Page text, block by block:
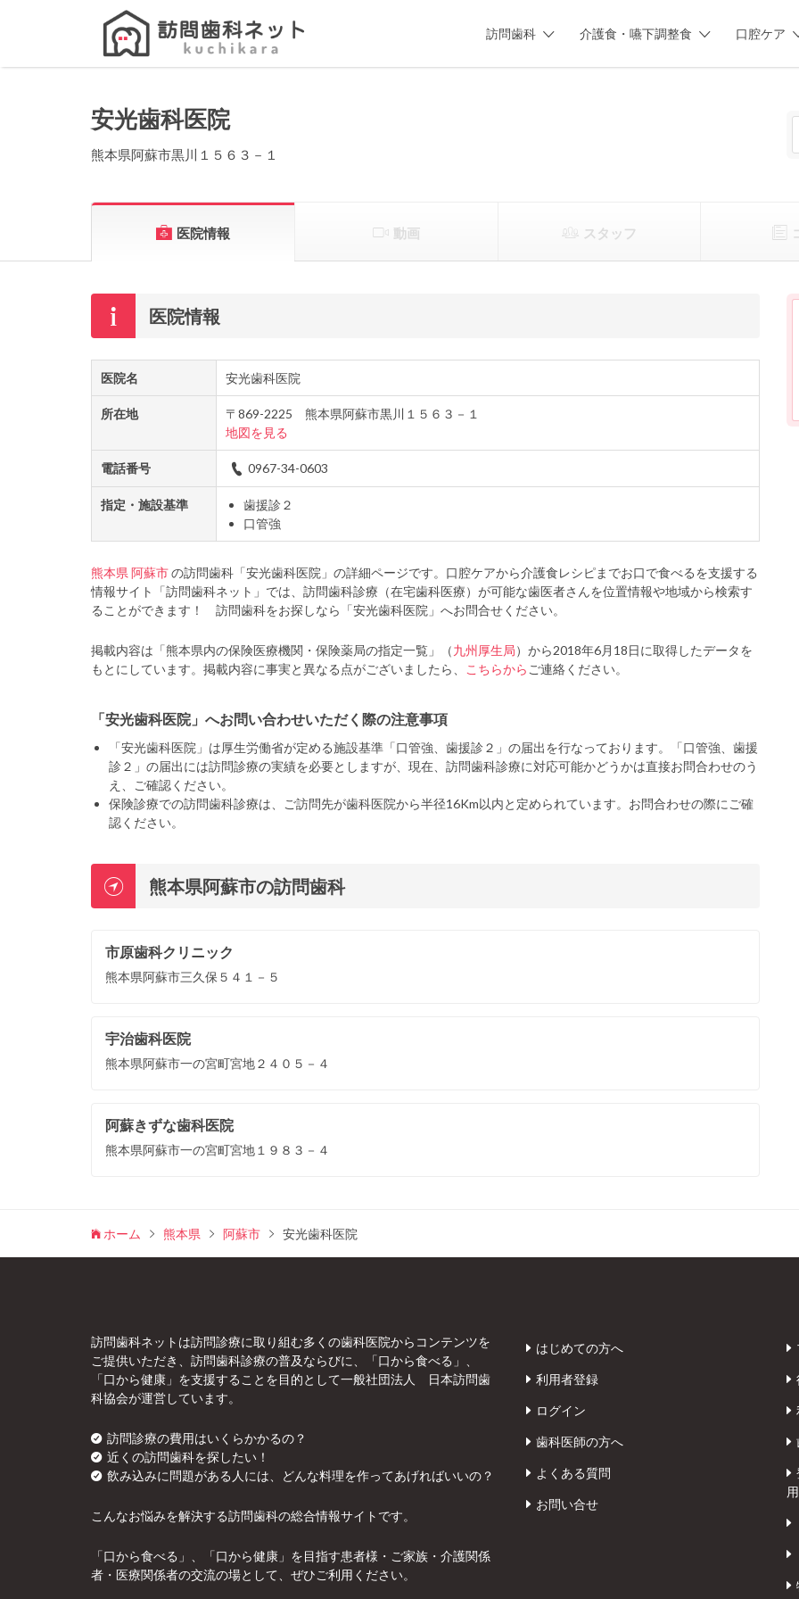
訪問歯科 介護食・嚥下調整食 口腔ケア
Search
安光歯科医院
熊本県阿蘇市黒川１５６３－１
医院情報 動画 スタッフ
医院情報
医院名 安光歯科医院
所在地
〒869-2225 熊本県阿蘇市黒川１５６３－１
地図を見る
電話番号 0967-34-0603
指定・施設基準
歯援診２
口管強
熊本県 阿蘇市の訪問歯科「安光歯科医院」の詳細ページです。口腔ケアから介護食レシピまでお口で食べるを支援する
情報サイト「訪問歯科ネット」では、訪問歯科診療（在宅歯科医療）が可能な歯医者さんを位置情報や地域から検索す
ることができます！ 訪問歯科をお探しなら「安光歯科医院」へお問合せください。
掲載内容は「熊本県内の保険医療機関・保険薬局の指定一覧」（九州厚生局）から2018年6月18日に取得したデータを
もとにしています。掲載内容に事実と異なる点がございましたら、
こちらから ご連絡ください。
「安光歯科医院」へお問い合わせいただく際の注意事項
「安光歯科医院」は厚生労働省が定める施設基準「口管強、歯援診２」の届出を行なっております。「口管強、歯援
診２」の届出には訪問診療の実績を必要としますが、現在、訪問歯科診療に対応可能かどうかは直接お問合わせのう
え、ご確認ください。
保険診療での訪問歯科診療は、ご訪問先が歯科医院から半径16Km以内と定められています。お問合わせの際にご確
認ください。
熊本県阿蘇市の訪問歯科
市原歯科クリニック
熊本県阿蘇市三久保５４１－５
宇治歯科医院
熊本県阿蘇市一の宮町宮地２４０５－４
阿蘇きずな歯科医院
熊本県阿蘇市一の宮町宮地１９８３－４
ホーム 熊本県 阿蘇市 安光歯科医院
訪問歯科ネットは訪問診療に取り組む多くの歯科医院からコンテンツを
ご提供いただき、訪問歯科診療の普及ならびに、「口から食べる」、
「口から健康」を支援することを目的として一般社団法人 日本訪問歯
科協会が運営しています。
訪問診療の費用はいくらかかるの？
近くの訪問歯科を探したい！
飲み込みに問題がある人には、どんな料理を作ってあげればいいの？
こんなお悩みを解決する訪問歯科の総合情報サイトです。
「口から食べる」、「口から健康」を目指す患者様・ご家族・介護関係
者・医療関係者の交流の場として、ぜひご利用ください。
はじめての方へ
利用者登録
ログイン
歯科医師の方へ
よくある質問
お問い合せ